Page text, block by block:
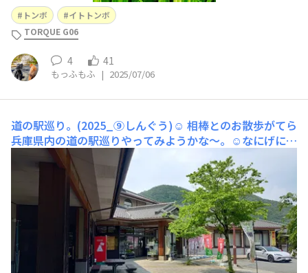
トンボ
イトトンボ
TORQUE G06
4 41
もっふもふ | 2025/07/06
道の駅巡り。(2025_⑨しんぐう)☺️ 相棒とのお散歩がてら
兵庫県内の道の駅巡りやってみようかな〜。☺️なにげに手
にしたフリーペーパーに”道の駅MAP”が載ってたので、
マッタリと巡ってみます。😁って言っても35箇所中30箇
所は行ったことが有るんですけどね。🤣 手始めに、道の
駅『しんぐう』からスタートで〜す。✌️😁✌️